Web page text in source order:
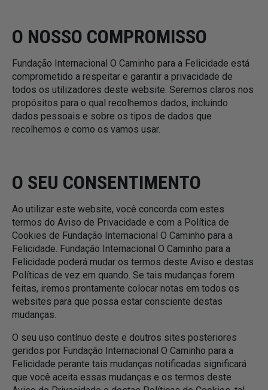
O NOSSO COMPROMISSO
Fundação Internacional O Caminho para a Felicidade está
comprometido a respeitar e garantir a privacidade de
todos os utilizadores deste website. Seremos claros nos
propósitos para o qual recolhemos dados, incluindo
dados pessoais e sobre os tipos de dados que
recolhemos e como os vamos usar.
O SEU CONSENTIMENTO
Ao utilizar este website, você concorda com estes
termos do Aviso de Privacidade e com a Política de
Cookies de Fundação Internacional O Caminho para a
Felicidade. Fundação Internacional O Caminho para a
Felicidade poderá mudar os termos deste Aviso e destas
Políticas de vez em quando. Se tais mudanças forem
feitas, iremos prontamente colocar notas em todos os
websites para que possa estar consciente destas
mudanças.
O seu uso contínuo deste e doutros sites posteriores
geridos por Fundação Internacional O Caminho para a
Felicidade perante tais mudanças notificadas significará
que você aceita essas mudanças e os termos deste